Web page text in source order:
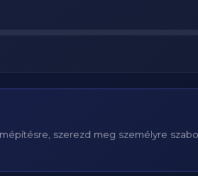
szerezd meg személyre